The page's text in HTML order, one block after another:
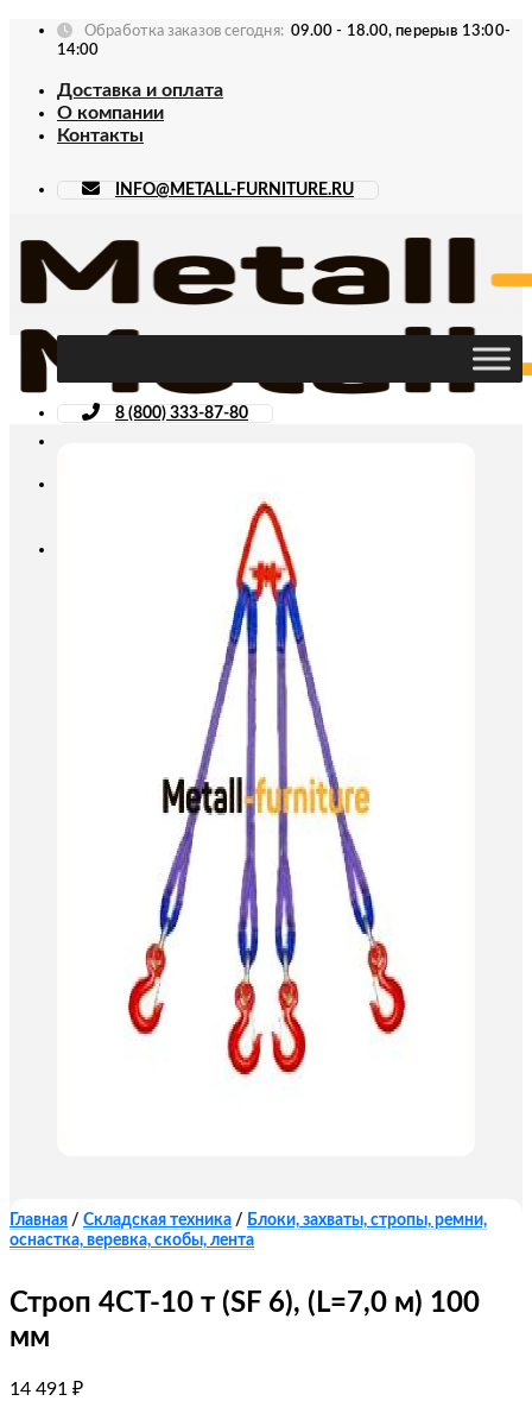
Skip
Обработка заказов сегодня: 09.00 - 18.00, перерыв 13:00-
14:00
Доставка и оплата
О компании
Контакты
INFO@METALL-FURNITURE.RU
8 (800) 333-87-80
Главная / Складская техника / Блоки, захваты, стропы, ремни,
оснастка, веревка, скобы, лента
Строп 4СТ-10 т (SF 6), (L=7,0 м) 100
мм
14 491 ₽